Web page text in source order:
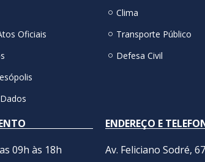
Oficiais
Clima
Transporte Público
Defesa Civil
09h às 18h
ENDEREÇO E
Av. Feliciano Sodré,